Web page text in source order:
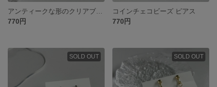
770円
コインチェコビーズ ピアス
770円
SOLD OUT SOLD OUT